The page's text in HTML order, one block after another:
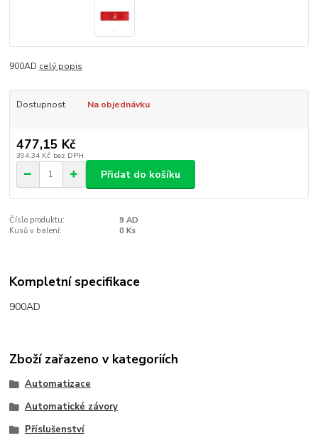
900AD celý popis
Dostupnost Na objednávku
477,15 Kč
394,34 Kč bez DPH
Přidat do košíku
Číslo produktu:
9 AD
Kusů v balení:
0 Ks
Kompletní specifikace
900AD
Zboží zařazeno v kategoriích
Automatizace
Automatické závory
Příslušenství